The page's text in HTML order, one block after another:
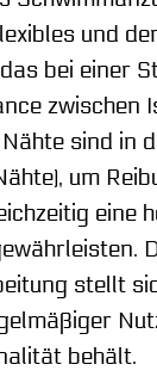
und
bei einer
zwischen
sind in
um
eine
stellt
behält.